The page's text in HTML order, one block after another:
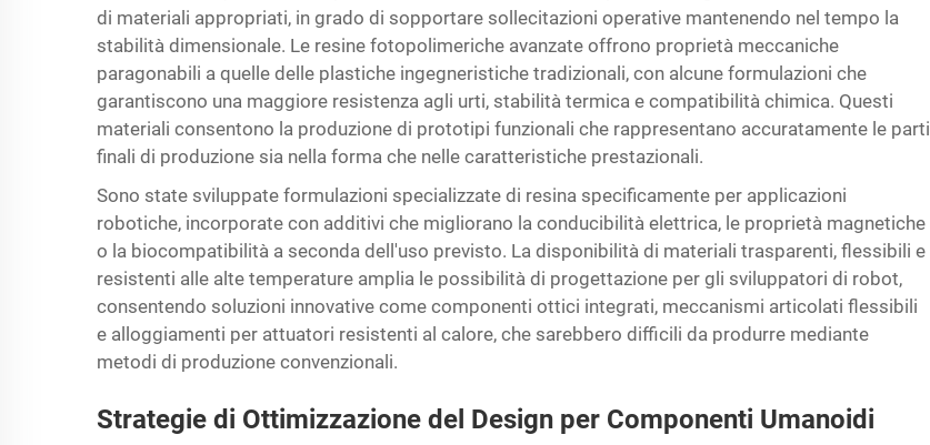
di materiali appropriati, in grado di sopportare sollecitazioni operative mantenendo nel tempo la
stabilità dimensionale. Le resine fotopolimeriche avanzate offrono proprietà meccaniche
paragonabili a quelle delle plastiche ingegneristiche tradizionali, con alcune formulazioni che
garantiscono una maggiore resistenza agli urti, stabilità termica e compatibilità chimica. Questi
materiali consentono la produzione di prototipi funzionali che rappresentano accuratamente le parti
finali di produzione sia nella forma che nelle caratteristiche prestazionali.
Sono state sviluppate formulazioni specializzate di resina specificamente per applicazioni
robotiche, incorporate con additivi che migliorano la conducibilità elettrica, le proprietà magnetiche
o la biocompatibilità a seconda dell'uso previsto. La disponibilità di materiali trasparenti, flessibili e
resistenti alle alte temperature amplia le possibilità di progettazione per gli sviluppatori di robot,
consentendo soluzioni innovative come componenti ottici integrati, meccanismi articolati flessibili
e alloggiamenti per attuatori resistenti al calore, che sarebbero difficili da produrre mediante
metodi di produzione convenzionali.
Strategie di Ottimizzazione del Design per Componenti Umanoidi